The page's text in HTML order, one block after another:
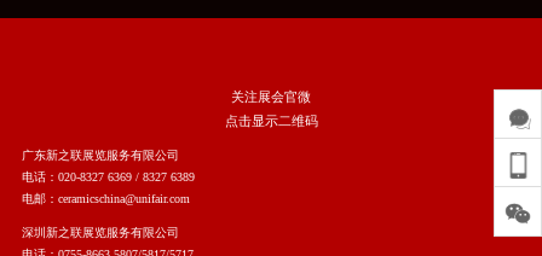
关注展会官微
点击显示二维码
广东新之联展览服务有限公司
电话：020-8327 6369 / 8327 6389
电邮：ceramicschina@unifair.com
深圳新之联展览服务有限公司